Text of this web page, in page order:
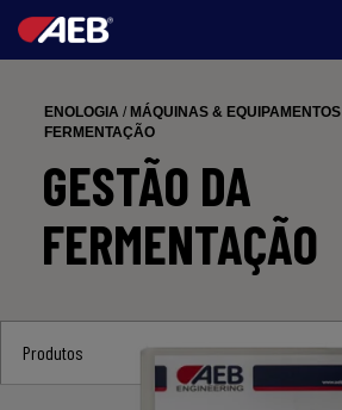
ENOLOGIA
CERVEJA
FOOD
eSHOP
Carrinho
ENOLOGIA / MÁQUINAS & EQUIPAMENTOS
FERMENTAÇÃO
GESTÃO DA
FERMENTAÇÃO
Produtos